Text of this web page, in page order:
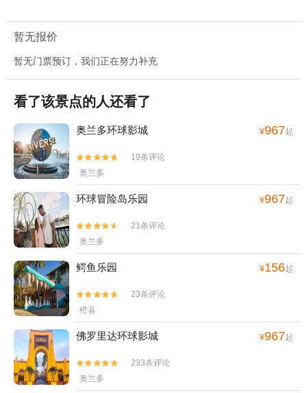
暂无报价
暂无门票预订，我们正在努力补充
看了该景点的人还看了
奥兰多环球影城 ¥967起


19条评论
奥兰多
环球冒险岛乐园 ¥967起


21条评论
奥兰多
鳄鱼乐园 ¥156起


23条评论
橙县
佛罗里达环球影城 ¥967起


233条评论
奥兰多